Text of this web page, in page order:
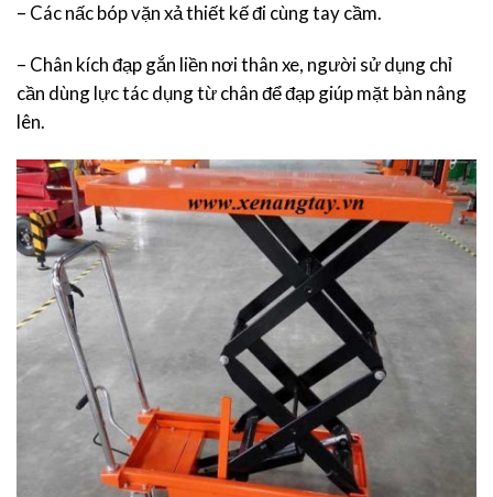
– Các nấc bóp vặn xả thiết kế đi cùng tay cầm.
– Chân kích đạp gắn liền nơi thân xe, người sử dụng chỉ
cần dùng lực tác dụng từ chân để đạp giúp mặt bàn nâng
lên.